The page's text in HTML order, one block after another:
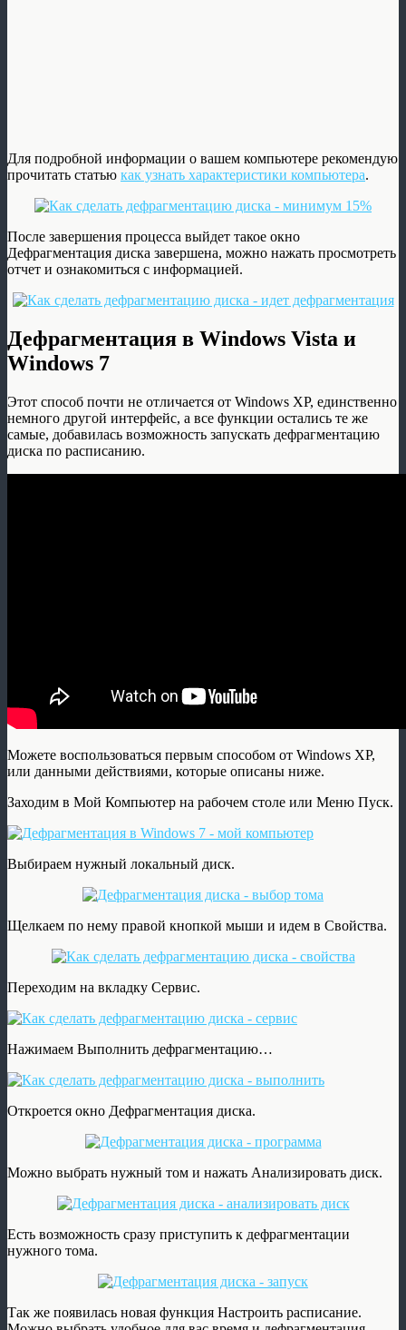
Для подробной информации о вашем компьютере рекомендую
прочитать статью как узнать характеристики компьютера.
После завершения процесса выйдет такое окно
Дефрагментация диска завершена, можно нажать просмотреть
отчет и ознакомиться с информацией.
Дефрагментация в Windows Vista и
Windows 7
Этот способ почти не отличается от Windows XP, единственно
немного другой интерфейс, а все функции остались те же
самые, добавилась возможность запускать дефрагментацию
диска по расписанию.
Можете воспользоваться первым способом от Windows XP,
или данными действиями, которые описаны ниже.
Заходим в Мой Компьютер на рабочем столе или Меню Пуск.
Выбираем нужный локальный диск.
Щелкаем по нему правой кнопкой мыши и идем в Свойства.
Переходим на вкладку Сервис.
Нажимаем Выполнить дефрагментацию…
Откроется окно Дефрагментация диска.
Можно выбрать нужный том и нажать Анализировать диск.
Есть возможность сразу приступить к дефрагментации
нужного тома.
Так же появилась новая функция Настроить расписание.